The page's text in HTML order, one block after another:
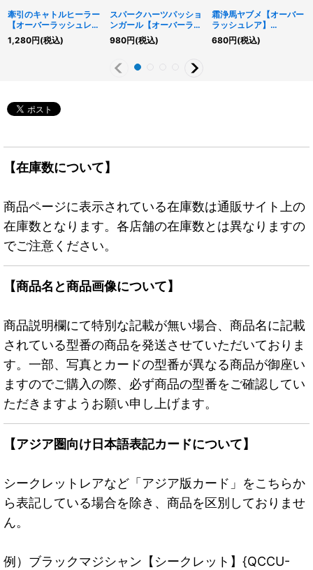
牽引のキャトルヒーラー
【オーバーラッシュレ
ア】{RD/KP22-JP026}
《RDモンスター》
1,280円(税込)
スパークハーツパッショ
ンガール【オーバーラッ
シュレア】{RD/AP02-
JP018}《RDリチュア
980円(税込)
霜浄馬ヤブメ【オーバー
ラッシュレア】
{RD/AP02-JP045}
《RDモンスター》
680円(税込)
【在庫数について】
商品ページに表示されている在庫数は通販サイト上の
在庫数となります。各店舗の在庫数とは異なりますの
でご注意ください。
【商品名と商品画像について】
商品説明欄にて特別な記載が無い場合、商品名に記載
されている型番の商品を発送させていただいておりま
す。一部、写真とカードの型番が異なる商品が御座い
ますのでご購入の際、必ず商品の型番をご確認してい
ただきますようお願い申し上げます。
【アジア圏向け日本語表記カードについて】
シークレットレアなど「アジア版カード」をこちらか
ら表記している場合を除き、商品を区別しておりませ
ん。
例）ブラックマジシャン【シークレット】{QCCU-